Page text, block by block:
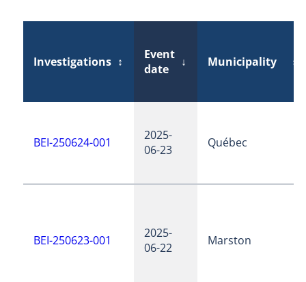
Investigations ↕
Event
date
↓ Municipality ↕
BEI-250624-001
2025-
06-23
Québec
BEI-250623-001
2025-
06-22
Marston